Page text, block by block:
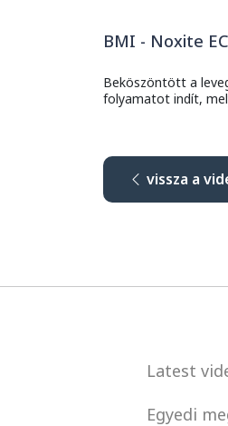
BMI - Noxite
Beköszöntött a
folyamatot indít,
vissza a
Latest
Egyedi